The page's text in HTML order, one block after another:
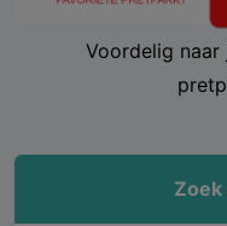
Voordelig
Zoek